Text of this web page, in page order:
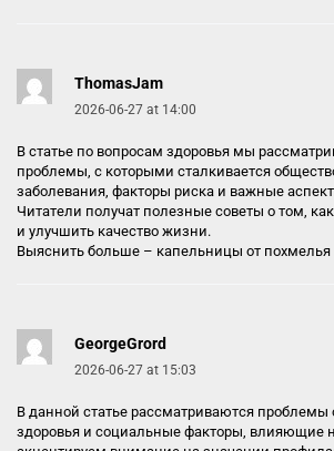
ThomasJam
2026-06-27 at 14:00
В статье по вопросам здоровья мы
проблемы, с которыми сталкивается
заболевания, факторы риска и важные
Читатели получат полезные советы о том,
и улучшить качество жизни.
Выяснить больше – капельницы от
GeorgeGrord
2026-06-27 at 15:03
В данной статье рассматриваются проблемы
здоровья и социальные факторы, влияющие